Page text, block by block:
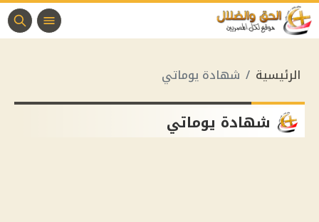
الرئيسية شهادة يوماتي
شهادة يوماتي